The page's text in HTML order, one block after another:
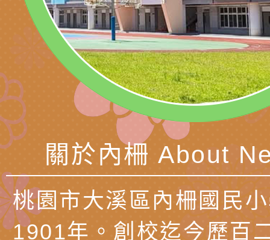
詐知能及宣導檢察官
官制度中協助被害人
製作相關宣導短片
檢送本市馬祖新村眷
區「馬村設計實驗室
味．茶味》特展海報
信誼基金會於3／14
【父母也需要被照顧
育兒中找回內在安定
心怡心理師主講】線
座
有關本市學生輔導諮
下簡稱輔諮中心)辦
上半年高國中小學學
生諮詢服務
檢送「桃園市特殊教
緒及行為問題支持資
114學年度第2學期
務實施計畫」
檢送桃園市政府LCD
（圖）片
檢送桃園市政府LED
字稿及LCD託播影（
轉知有關我國身心障
公約（CRPD）第三
函轉本府新聞處115
關於內柵 About
桃園市大溪區內柵國民
1901年。創校迄今歷百